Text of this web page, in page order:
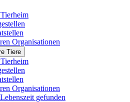
Organisationen
Tiere
Organisationen
gefunden